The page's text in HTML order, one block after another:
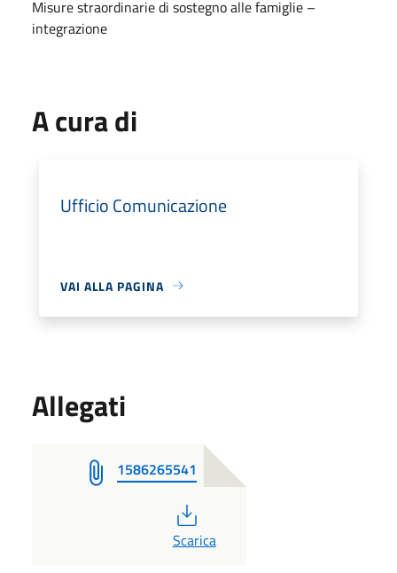
Misure straordinarie di sostegno alle famiglie –
integrazione
A cura di
Ufficio Comunicazione
VAI ALLA PAGINA
Allegati
1586265541
PDF
Scarica